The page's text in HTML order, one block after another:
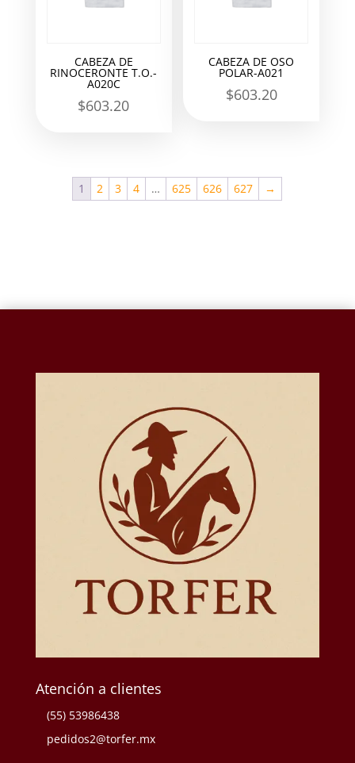
CABEZA DE
RINOCERONTE T.O.-
A020C
$603.20
CABEZA DE OSO
POLAR-A021
$603.20
1 2 3 4 … 625 626 627 →
Atención a clientes
(55) 53986438
pedidos2@torfer.mx